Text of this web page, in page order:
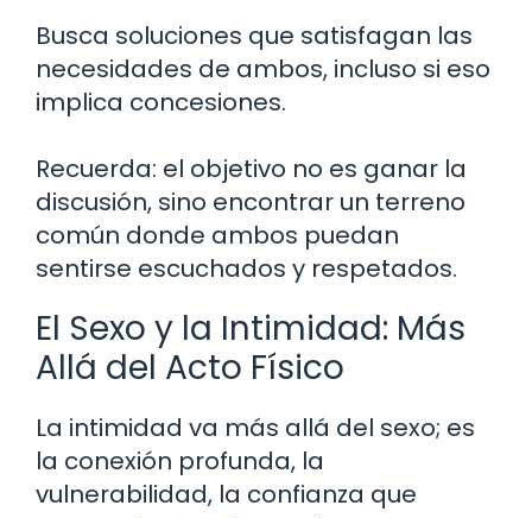
Busca soluciones que satisfagan las
necesidades de ambos, incluso si eso
implica concesiones.
Recuerda: el objetivo no es ganar la
discusión, sino encontrar un terreno
común donde ambos puedan
sentirse escuchados y respetados.
El Sexo y la Intimidad: Más
Allá del Acto Físico
La intimidad va más allá del sexo; es
la conexión profunda, la
vulnerabilidad, la confianza que